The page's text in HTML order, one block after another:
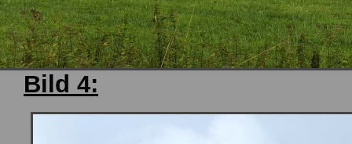
Bild 4: